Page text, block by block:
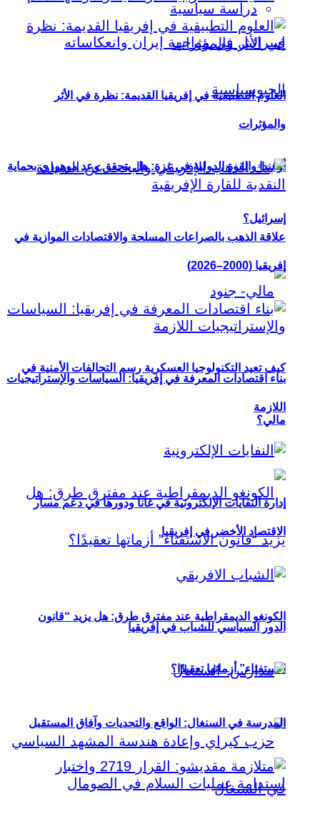
أوغندا والقوة الدولية في غزة: هل يتحقق وعد موهوزي بحماية
إسرائيل؟
كيف تعيد التكنولوجيا العسكرية رسم التحالفات الأمنية في
مالي؟
الكونغو الديمقراطية عند مفترق طرق: هل يزيد “قانون
الاستفتاء” أزماتها تعقيدًا؟
دراسة سياسية
العلوم التطبيقية في إفريقيا القديمة: نظرة في الأثر
والمؤثرات
علاقة الذهب بالصراعات المسلحة والاقتصادات الموازية في
إفريقيا (2000–2026)
بناء اقتصادات المعرفة في إفريقيا: السياسات والإستراتيجيات
اللازمة
إدارة النفايات الإلكترونية في غانا ودورها في دعم مسار
الاقتصاد الأخضر في إفريقيا
الدور السياسي للشباب في إفريقيا
المدرسة في السنغال: الواقع والتحديات وآفاق المستقبل